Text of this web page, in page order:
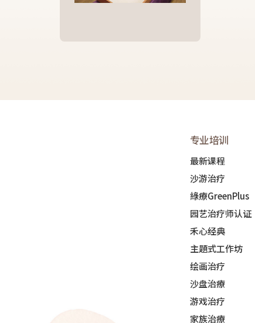
专业培训
最新课程
沙游治疗
綠療GreenPlus
园艺治疗师认证
禾心经典
主題式工作坊
绘画治疗
沙盘治療
游戏治疗
家族治療